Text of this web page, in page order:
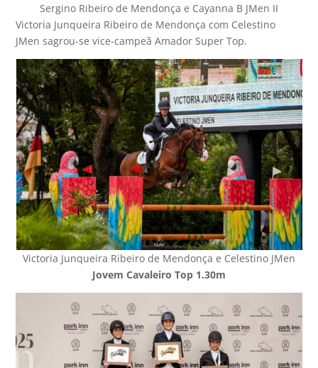
Sergino Ribeiro de Mendonça e Cayanna B JMen II
Victoria Junqueira Ribeiro de Mendonça com Celestino
JMen sagrou-se vice-campeã Amador Super Top.
Victoria Junqueira Ribeiro de Mendonça e Celestino JMen
Jovem Cavaleiro Top 1.30m